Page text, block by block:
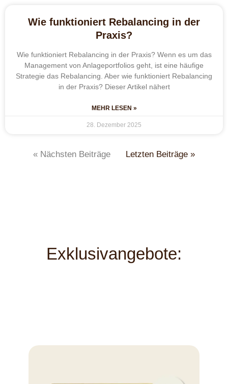
Wie funktioniert Rebalancing in der
Praxis?
Wie funktioniert Rebalancing in der Praxis? Wenn es um das
Management von Anlageportfolios geht, ist eine häufige
Strategie das Rebalancing. Aber wie funktioniert Rebalancing
in der Praxis? Dieser Artikel nähert
MEHR LESEN »
28. Dezember 2025
« Nächsten Beiträge Letzten Beiträge »
Exklusivangebote: